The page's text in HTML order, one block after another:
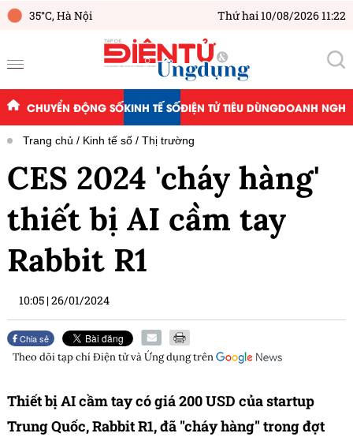
35°C,Hà Nội Thứ hai 10/08/2026 11:22
CHUYỂN ĐỘNG SỐKINH TẾ SỐĐIỆN TỬ TIÊU DÙNGDOANH
Trang chủ Kinh tế số Thị trường
CES 2024 'cháy hàng'
thiết bị AI cầm tay
Rabbit R1
10:05 |26/01/2024
Chia sẻ
Theo dõi tạp chíĐiện tử và Ứng dụngtrên
Thiết bị AI cầm tay có giá 200 USD của startup
Trung Quốc, Rabbit R1, đã "cháy hàng" trong đợt